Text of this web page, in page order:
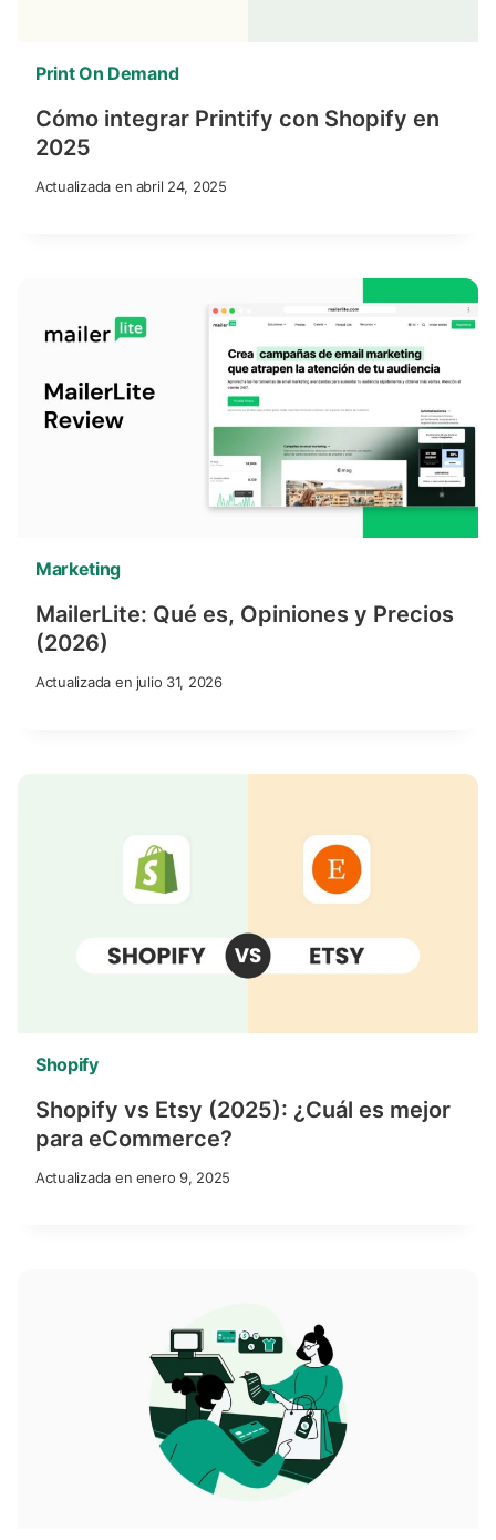
Print On Demand
Cómo integrar Printify con Shopify en
2025
Actualizada en abril 24, 2025
Marketing
MailerLite: Qué es, Opiniones y Precios
(2026)
Actualizada en julio 31, 2026
Shopify
Shopify vs Etsy (2025): ¿Cuál es mejor
para eCommerce?
Actualizada en enero 9, 2025